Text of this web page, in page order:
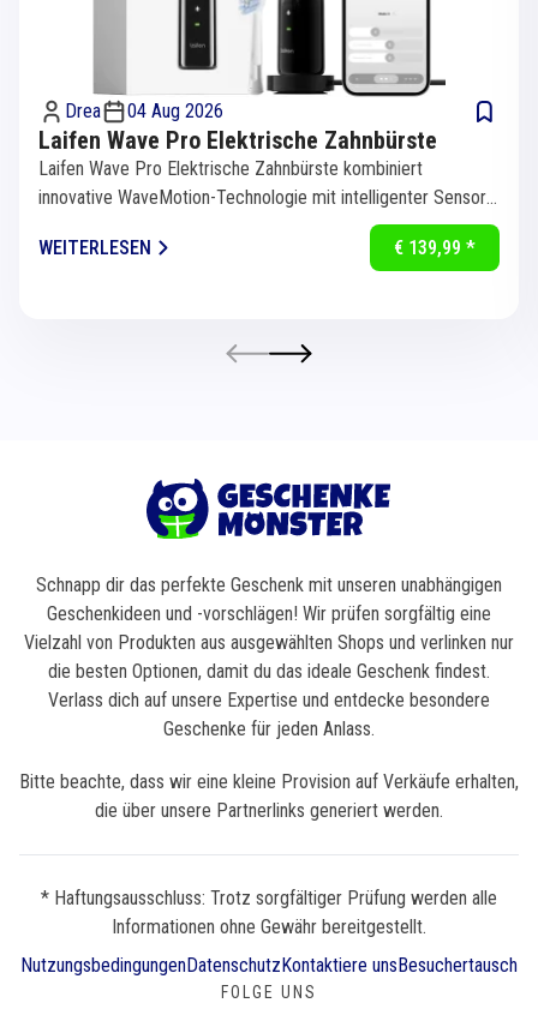
Drea 04 Aug 2026
Laifen Wave Pro Elektrische Zahnbürste
Laifen Wave Pro Elektrische Zahnbürste kombiniert
innovative WaveMotion-Technologie mit intelligenter Sensorik
WEITERLESEN
€ 139,99 *
Schnapp dir das perfekte Geschenk mit unseren unabhängigen
Geschenkideen und -vorschlägen! Wir prüfen sorgfältig eine
Vielzahl von Produkten aus ausgewählten Shops und verlinken nur
die besten Optionen, damit du das ideale Geschenk findest.
Verlass dich auf unsere Expertise und entdecke besondere
Geschenke für jeden Anlass.
Bitte beachte, dass wir eine kleine Provision auf Verkäufe erhalten,
die über unsere Partnerlinks generiert werden.
* Haftungsausschluss: Trotz sorgfältiger Prüfung werden alle
Informationen ohne Gewähr bereitgestellt.
NutzungsbedingungenDatenschutzKontaktiere unsBesuchertausch
FOLGE UNS